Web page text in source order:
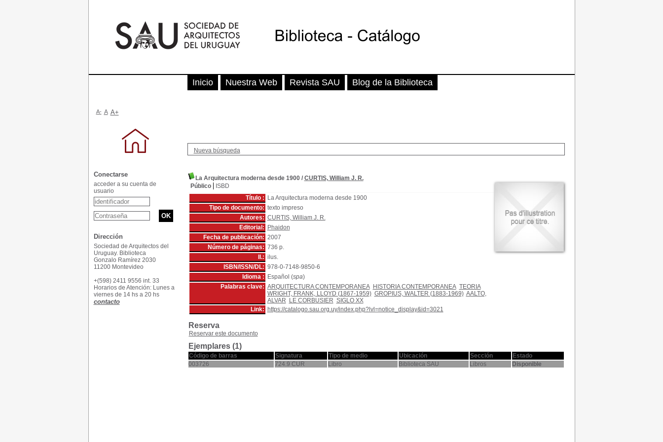
Nueva búsqueda
La Arquitectura moderna desde 1900/ CURTIS, William J. R.
Público
ISBD
Título :
La Arquitectura moderna desde 1900
Tipo de documento: texto impreso
Autores: CURTIS, William J. R.
Editorial:
Phaidon
Fecha de publicación: 2007
Número de páginas: 736 p.
Il.: ilus.
ISBN/ISSN/DL: 978-0-7148-9850-6
Idioma :
Español (spa)
Palabras clave: ARQUITECTURA CONTEMPORANEA HISTORIA CONTEMPORANEA TEORIA
WRIGHT, FRANK, LLOYD (1867-1959) GROPIUS, WALTER (1883-1969) AALTO,
ALVAR
LE CORBUSIER SIGLO XX
Link:
https://catalogo.sau.org.uy/index.php?lvl=notice_display&id=3021
Reserva
Reservar este documento
Ejemplares (1)
Código de barras Signatura Tipo de medio Ubicación Sección
Estado
003726
724.9 CUR Libro Biblioteca SAU Libros Disponible
Inicio Nuestra Web Revista SAU Blog de la Biblioteca
A- A A+
Conectarse
acceder a su cuenta de
usuario
Dirección
Sociedad de Arquitectos del
Uruguay. Biblioteca
Gonzalo Ramírez 2030
11200 Montevideo
+(598) 2411 9556 int. 33
Horarios de Atención: Lunes a
viernes de 14 hs a 20 hs
contacto